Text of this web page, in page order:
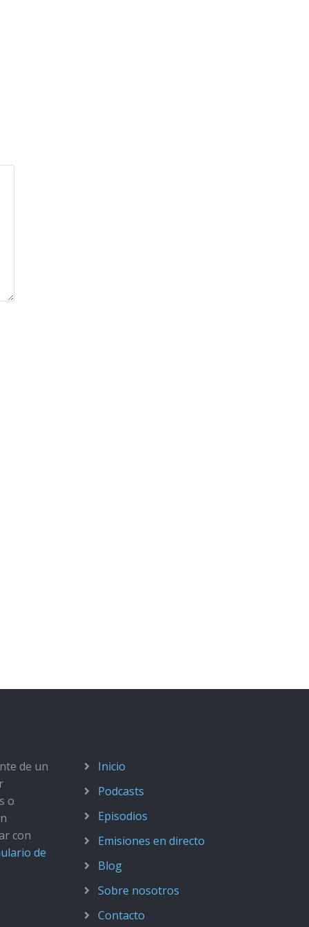
de un
o
con
de
Inicio
Podcasts
Episodios
Emisiones en directo
Blog
Sobre nosotros
Contacto